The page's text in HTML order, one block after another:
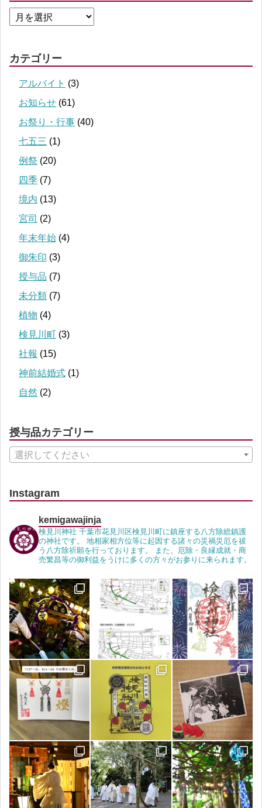
カテゴリー
アルバイト (3)
お知らせ (61)
お祭り・行事 (40)
七五三 (1)
例祭 (20)
四季 (7)
境内 (13)
宮司 (2)
年末年始 (4)
御朱印 (3)
授与品 (7)
未分類 (7)
植物 (4)
検見川町 (3)
社報 (15)
神前結婚式 (1)
自然 (2)
授与品カテゴリー
選択してください
Instagram
kemigawajinja
検見川神社 千葉市花見川区検見川町に鎮座する八方除総鎮護
の神社です。 地相家相方位等に起因する諸々の災禍災厄を祓
う八方除祈願を行っております。 また、厄除・良縁成就・商
売繁昌等の御利益をうけに多くの方々がお参りに来られます。